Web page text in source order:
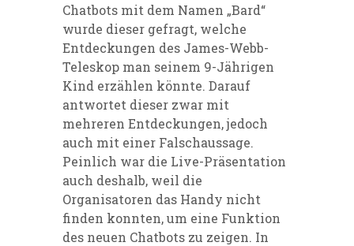
Chatbots mit dem Namen „Bard“
wurde dieser gefragt, welche
Entdeckungen des James-Webb-
Teleskop man seinem 9-Jährigen
Kind erzählen könnte. Darauf
antwortet dieser zwar mit
mehreren Entdeckungen, jedoch
auch mit einer Falschaussage.
Peinlich war die Live-Präsentation
auch deshalb, weil die
Organisatoren das Handy nicht
finden konnten, um eine Funktion
des neuen Chatbots zu zeigen. In